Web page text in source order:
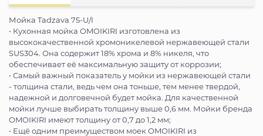
Мойка Tadzava 75-U/I
• Кухонная мойка OMOIKIRI изготовлена из
высококачественной хромоникелевой нержавеющей стали
SUS304. Она содержит 18% хрома и 8% никеля, что
обеспечивает её максимальную защиту от коррозии;
• Самый важный показатель у мойки из нержавеющей стали
- толщина стали, ведь чем она тоньше, тем менее твердой,
надежной и долговечной будет мойка. Для качественной
мойки лучше выбирать толщину выше 0,6 мм. Мойки бренда
OMOIKIRI имеют толщину от 0,7 до 1,2 мм;
• Ещё одним преимуществом моек OMOIKIRI из